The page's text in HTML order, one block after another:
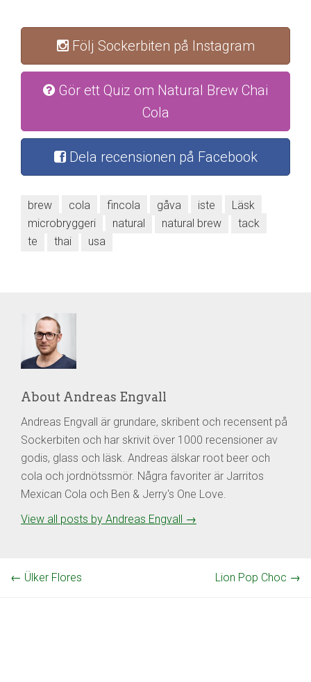
Följ Sockerbiten på Instagram
Gör ett Quiz om Natural Brew Chai
Cola
Dela recensionen på Facebook
brew cola fincola gåva iste
Läsk
microbryggeri
natural natural brew
tack
te
thai usa
About Andreas Engvall
Andreas Engvall är grundare, skribent och recensent på
Sockerbiten och har skrivit över 1000 recensioner av
godis, glass och läsk. Andreas älskar root beer och
cola och jordnötssmör. Några favoriter är Jarritos
Mexican Cola och Ben & Jerry's One Love.
View all posts by Andreas Engvall →
← Ülker Flores Lion Pop Choc →